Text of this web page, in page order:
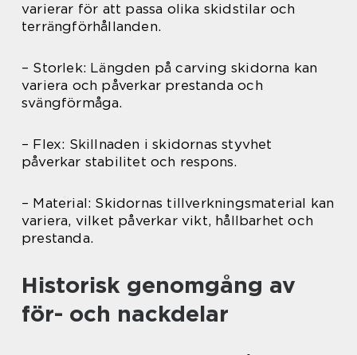
varierar för att passa olika skidstilar och
terrängförhållanden.
– Storlek: Längden på carving skidorna kan
variera och påverkar prestanda och
svängförmåga.
– Flex: Skillnaden i skidornas styvhet
påverkar stabilitet och respons.
– Material: Skidornas tillverkningsmaterial kan
variera, vilket påverkar vikt, hållbarhet och
prestanda.
Historisk genomgång av
för- och nackdelar